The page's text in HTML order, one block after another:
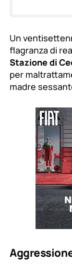
Un
flagranza di
Stazione di
per
madre